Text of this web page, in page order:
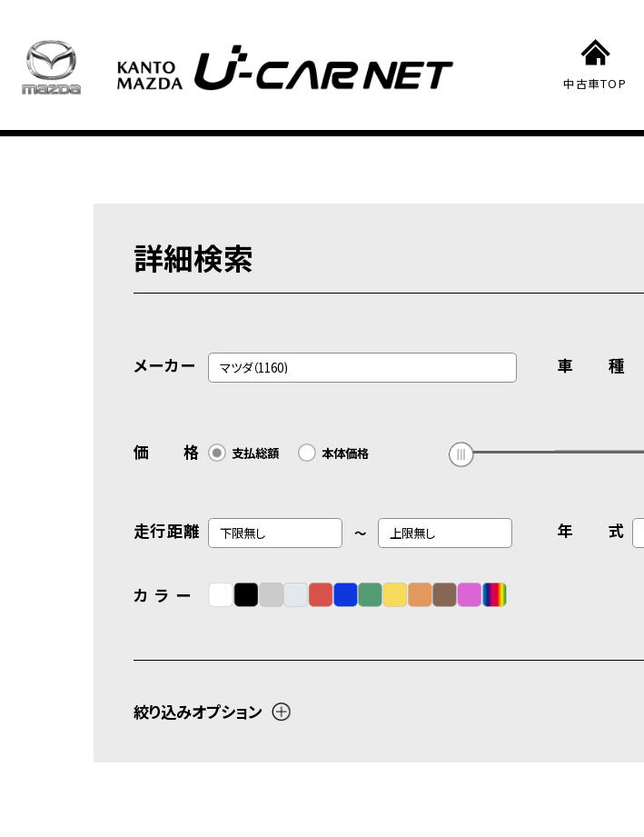
中古車TOP
詳細検索
メーカー 車 種
価 格 支払総額 本体価格
走行距離 ～ 年 式
カ ラ ー
絞り込みオプション